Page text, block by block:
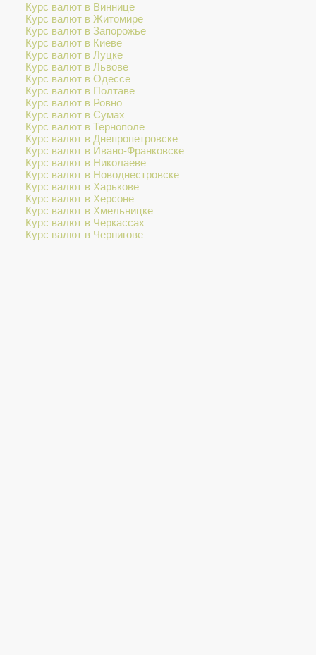
Курс валют в Виннице
Курс валют в Житомире
Курс валют в Запорожье
Курс валют в Киеве
Курс валют в Луцке
Курс валют в Львове
Курс валют в Одессе
Курс валют в Полтаве
Курс валют в Ровно
Курс валют в Сумах
Курс валют в Тернополе
Курс валют в Днепропетровске
Курс валют в Ивано-Франковске
Курс валют в Николаеве
Курс валют в Новоднестровске
Курс валют в Харькове
Курс валют в Херсоне
Курс валют в Хмельницке
Курс валют в Черкассах
Курс валют в Чернигове